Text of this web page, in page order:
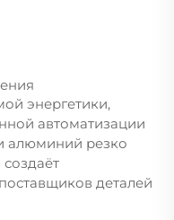
энергетики,
автоматизации
алюминий резко
деталей